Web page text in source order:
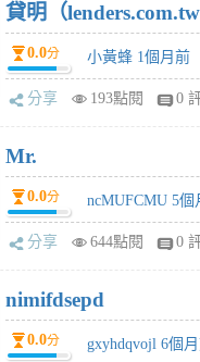
貸明（
0.0分 小黃蜂 1個月前
分享 193點閱 0
Mr.
0.0分 ncMUFCMU 5個
分享 644點閱 0
nimifdsepd
0.0分 gxyhdqvojl 6個